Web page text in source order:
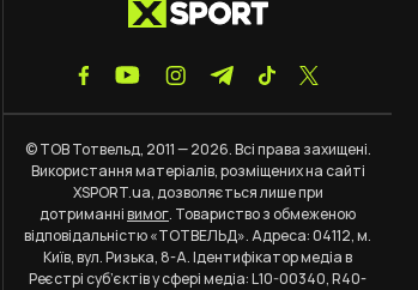
© ТОВ Тотвельд, 2011 — 2026. Всі права захищені.
Використання матеріалів, розміщених на сайті
XSPORT.ua, дозволяється лише при
дотриманнівимог. Товариство з обмеженою
відповідальністю «ТОТВЕЛЬД». Адреса: 04112, м.
Київ, вул. Ризька, 8-А. Ідентифікатор медіа в
Реєстрі суб’єктів у сфері медіа: L10-00340, R40-